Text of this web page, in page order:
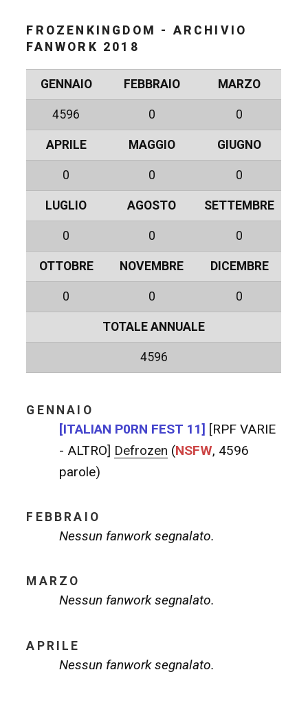
FROZENKINGDOM - ARCHIVIO
FANWORK 2018
GENNAIO FEBBRAIO MARZO
4596 0 0
APRILE MAGGIO GIUGNO
0 0 0
LUGLIO AGOSTO SETTEMBRE
0 0 0
OTTOBRE NOVEMBRE DICEMBRE
0 0 0
TOTALE ANNUALE
4596
GENNAIO
[ITALIAN P0RN FEST 11] [RPF VARIE
- ALTRO] Defrozen (NSFW, 4596
parole)
FEBBRAIO
Nessun fanwork segnalato.
MARZO
Nessun fanwork segnalato.
APRILE
Nessun fanwork segnalato.